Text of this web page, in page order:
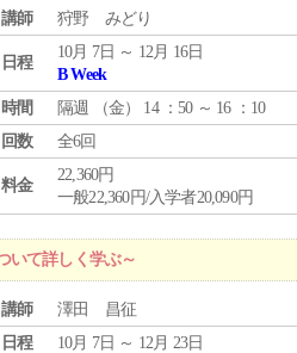
講師 狩野 みどり
日程
10月 7日 ～ 12月 16日
B Week
時間
隔週 （金） 14 ：50 ～ 16 ：10
回数
全6回
料金
22,360円
一般22,360円/入学者20,090円
て詳しく学ぶ～
講師
澤田 昌征
日程
10月 7日 ～ 12月 23日